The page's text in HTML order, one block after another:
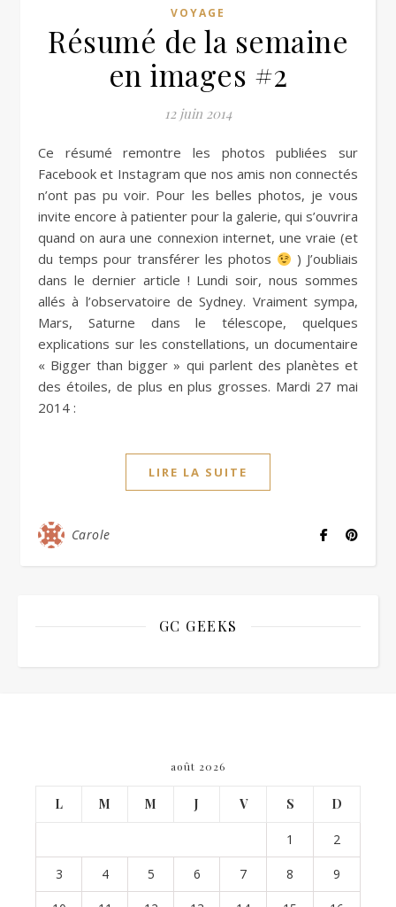
VOYAGE
Résumé de la semaine
en images #2
12 juin 2014
Ce résumé remontre les photos publiées sur
Facebook et Instagram que nos amis non connectés
n’ont pas pu voir. Pour les belles photos, je vous
invite encore à patienter pour la galerie, qui s’ouvrira
quand on aura une connexion internet, une vraie (et
du temps pour transférer les photos
) J’oubliais
dans le dernier article ! Lundi soir, nous sommes
allés à l’observatoire de Sydney. Vraiment sympa,
Mars, Saturne dans le télescope, quelques
explications sur les constellations, un documentaire
« Bigger than bigger » qui parlent des planètes et
des étoiles, de plus en plus grosses. Mardi 27 mai
2014 :
LIRE LA SUITE
Carole
GC GEEKS
août 2026
L M M J V S D
1 2
3 4 5 6 7 8 9